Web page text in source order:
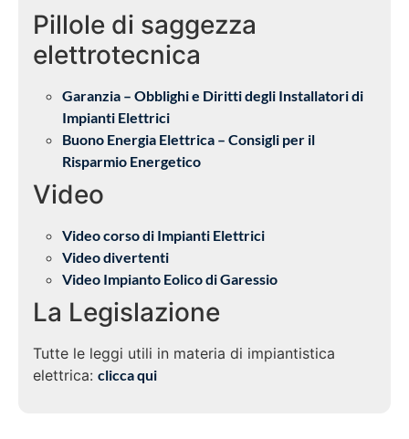
Pillole di saggezza
elettrotecnica
Garanzia – Obblighi e Diritti degli Installatori di
Impianti Elettrici
Buono Energia Elettrica – Consigli per il
Risparmio Energetico
Video
Video corso di Impianti Elettrici
Video divertenti
Video Impianto Eolico di Garessio
La Legislazione
Tutte le leggi utili in materia di impiantistica
elettrica: clicca qui